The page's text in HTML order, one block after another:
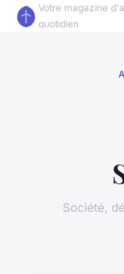
Votre magazine
quotidien
Société,